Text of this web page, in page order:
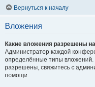
Вернуться к началу
Вложения
Какие вложения разрешены
Администратор каждой
определённые типы вложений.
разрешены, свяжитесь с
помощи.